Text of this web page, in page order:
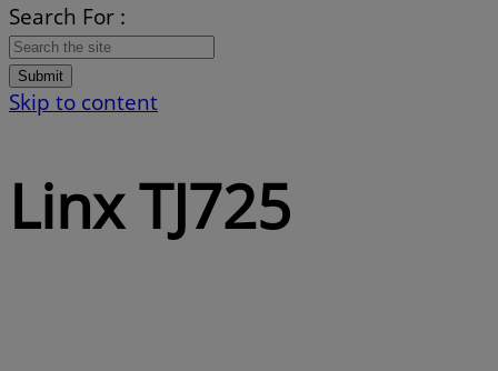
Search For :
Submit
Skip to content
Linx TJ725